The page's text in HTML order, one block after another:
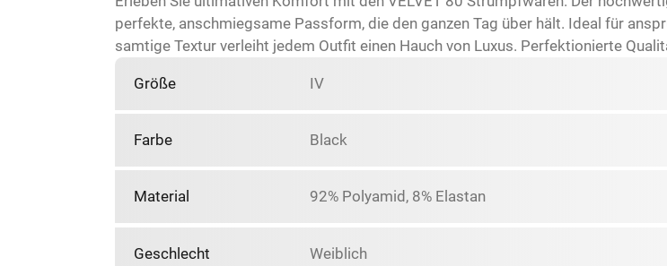
perfekte, anschmiegsame Passform, die den ganzen Tag über hält. Ideal für
samtige Textur verleiht jedem Outfit einen Hauch von Luxus. Perfektionierte
Größe IV
Farbe Black
Material 92% Polyamid, 8% Elastan
Geschlecht Weiblich